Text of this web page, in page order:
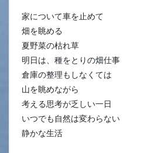
家について車を止めて
畑を眺める
夏野菜の枯れ草
明日は、種をとりの畑仕事
倉庫の整理もしなくては
山を眺めながら
考える思考が乏しい一日
いつでも自然は変わらない
静かな生活